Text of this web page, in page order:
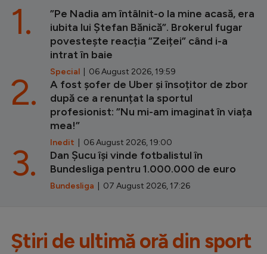
”Pe Nadia am întâlnit-o la mine acasă, era
iubita lui Ștefan Bănică”. Brokerul fugar
povestește reacția ”Zeiței” când i-a
intrat în baie
Special | 06 August 2026, 19:59
1.
A fost șofer de Uber și însoțitor de zbor
după ce a renunțat la sportul
profesionist: ”Nu mi-am imaginat în viața
mea!”
Inedit | 06 August 2026, 19:00
2.
Dan Șucu își vinde fotbalistul în
Bundesliga pentru 1.000.000 de euro
Bundesliga | 07 August 2026, 17:26
3.
Știri de ultimă oră din sport